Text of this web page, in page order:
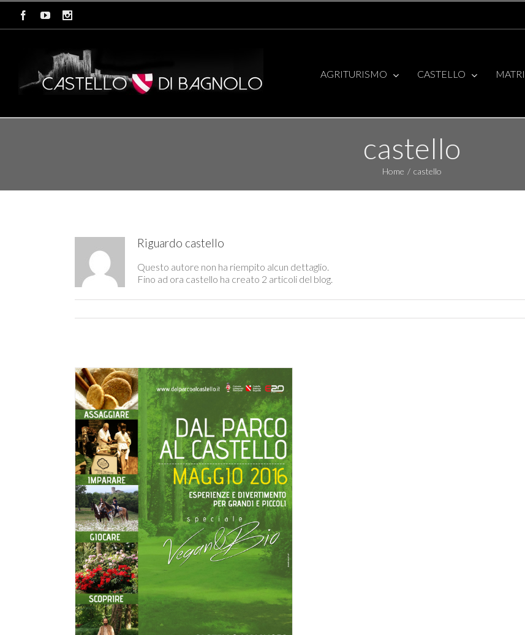
AGRITURISMO CASTELLO
castello
Home / castello
Riguardo castello
Questo autore non ha riempito alcun dettaglio.
Fino ad ora castello ha creato 2 articoli del blog.